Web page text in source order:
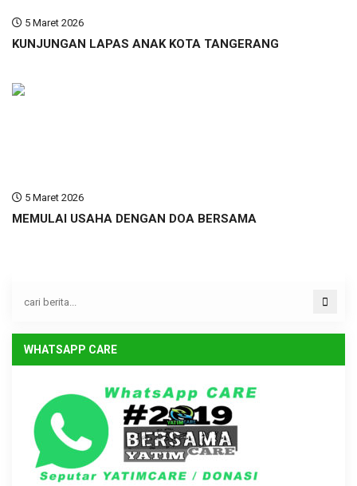
5 Maret 2026
KUNJUNGAN LAPAS ANAK KOTA TANGERANG
5 Maret 2026
MEMULAI USAHA DENGAN DOA BERSAMA
WHATSAPP CARE